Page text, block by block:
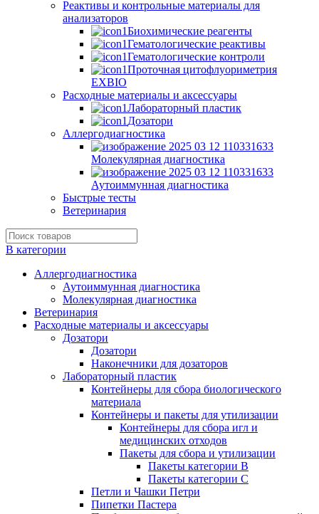
Реактивы и контрольные материалы для
анализаторов
Биохимические реагенты
Гематологические реактивы
Гематологические контроли
Проточная цитофлуориметрия
EXBIO
Расходные материалы и аксессуары
Лабораторный пластик
Дозатори
Аллергодиагностика
Молекулярная диагностика
Аутоиммунная диагностика
Быстрые тесты
Ветеринария
В категории
Аллергодиагностика
Аутоиммунная диагностика
Молекулярная диагностика
Ветеринария
Расходные материалы и аксессуары
Дозатори
Дозатори
Наконечники для дозаторов
Лабораторный пластик
Контейнеры для сбора биологического
материала
Контейнеры и пакеты для утилизации
Контейнеры для сбора игл и
медицинских отходов
Пакеты для сбора и утилизации
Пакеты категории B
Пакеты категории C
Петли и Чашки Петри
Пипетки Пастера